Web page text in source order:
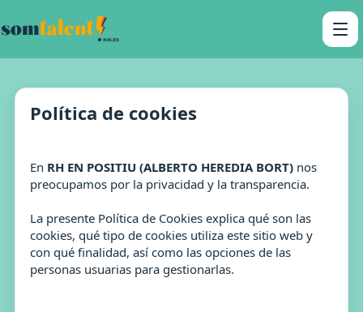
Política de cookies
En RH EN POSITIU (ALBERTO HEREDIA BORT) nos
preocupamos por la privacidad y la transparencia.
La presente Política de Cookies explica qué son las
cookies, qué tipo de cookies utiliza este sitio web y
con qué finalidad, así como las opciones de las
personas usuarias para gestionarlas.